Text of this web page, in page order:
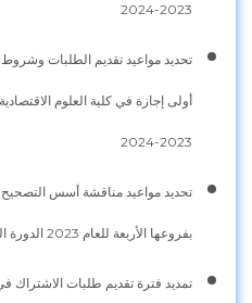
2023-2024
تحديد مواعيد تقديم الطلبات
أولى إجازة في كلية العلوم
2023-2024
تحديد مواعيد مناقشة أسس التصحيح
بفروعها الأربعة للعام 2023 الدورة العادية
تمديد فترة تقديم طلبات الاشتراك